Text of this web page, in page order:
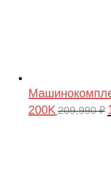
200K 209,990₽